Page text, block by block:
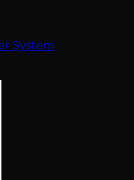
System